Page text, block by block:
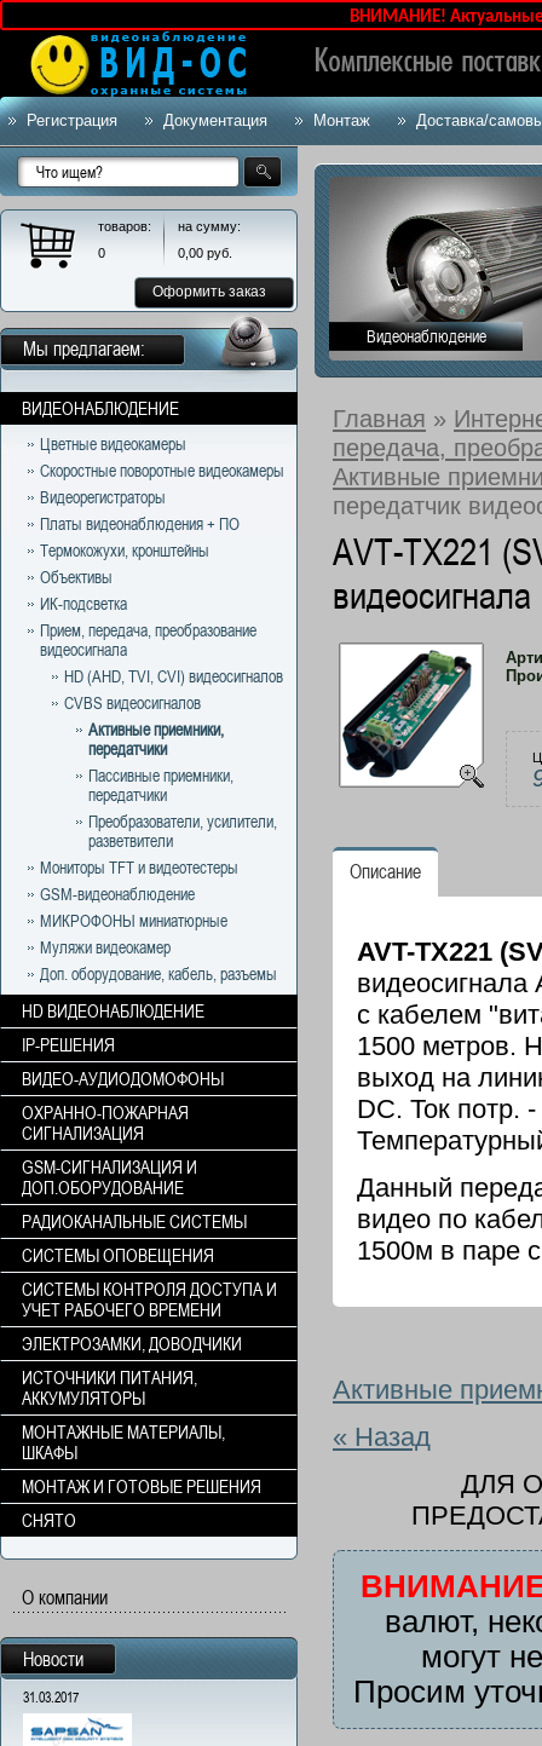
Регистрация Документация Монтаж Доставка/
ВНИМАНИЕ! Актуальные
Видеонаблюдение
Главная »
передача,
Активные
передатчик
AVT-TX221
видеосигнала
Описание
AVT-TX221
с кабелем
1500 метров.
выход на
DC. Ток потр.
Данный
видео по
1500м в паре
Активные
« Назад
ДЛЯ
валют,
могут
Просим
товаров:
0
на сумму:
0,00 руб.
Оформить заказ
Мы предлагаем:
ВИДЕОНАБЛЮДЕНИЕ
Цветные видеокамеры
Скоростные поворотные видеокамеры
Видеорегистраторы
Платы видеонаблюдения + ПО
Термокожухи, кронштейны
Объективы
ИК-подсветка
Прием, передача, преобразование
видеосигнала
HD (AHD, TVI, CVI) видеосигналов
CVBS видеосигналов
Активные приемники,
передатчики
Пассивные приемники,
передатчики
Преобразователи, усилители,
разветвители
Мониторы TFT и видеотестеры
GSM-видеонаблюдение
МИКРОФОНЫ миниатюрные
Муляжи видеокамер
Доп. оборудование, кабель, разъемы
HD ВИДЕОНАБЛЮДЕНИЕ
IP-РЕШЕНИЯ
ВИДЕО-АУДИОДОМОФОНЫ
ОХРАННО-ПОЖАРНАЯ
СИГНАЛИЗАЦИЯ
GSM-СИГНАЛИЗАЦИЯ И
ДОП.ОБОРУДОВАНИЕ
РАДИОКАНАЛЬНЫЕ СИСТЕМЫ
СИСТЕМЫ ОПОВЕЩЕНИЯ
СИСТЕМЫ КОНТРОЛЯ ДОСТУПА И
УЧЕТ РАБОЧЕГО ВРЕМЕНИ
ЭЛЕКТРОЗАМКИ, ДОВОДЧИКИ
ИСТОЧНИКИ ПИТАНИЯ,
АККУМУЛЯТОРЫ
МОНТАЖНЫЕ МАТЕРИАЛЫ,
ШКАФЫ
МОНТАЖ И ГОТОВЫЕ РЕШЕНИЯ
СНЯТО
О компании
Новости
31.03.2017